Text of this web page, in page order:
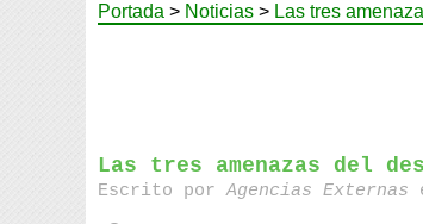
Portada > Noticias > Las tres
Las tres amenazas del
Escrito porAgencias Externas